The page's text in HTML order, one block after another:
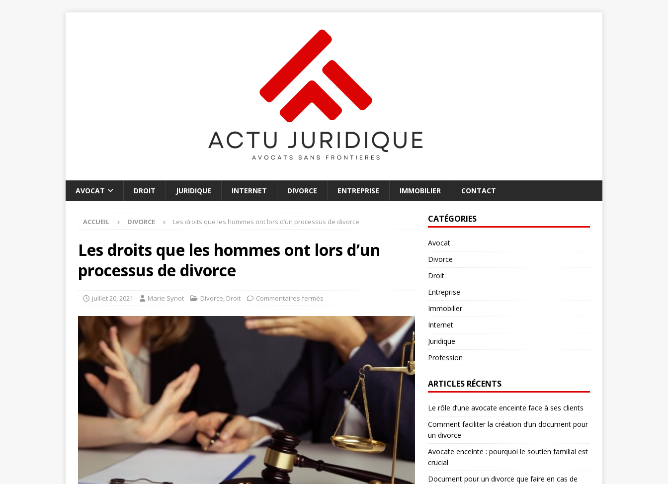
AVOCAT DROIT JURIDIQUE INTERNET DIVORCE ENTREPRISE IMMOBILIER CONTACT
ACCUEIL DIVORCE Les droits que les hommes ont lors d’un processus de divorce
Les droits que les hommes ont lors d’un
processus de divorce
juillet 20, 2021 Marie Synot Divorce, Droit Commentaires fermés
CATÉGORIES
Avocat
Divorce
Droit
Entreprise
Immobilier
Internet
Juridique
Profession
ARTICLES RÉCENTS
Le rôle d’une avocate enceinte face à ses clients
Comment faciliter la création d’un document pour
un divorce
Avocate enceinte : pourquoi le soutien familial est
crucial
Document pour un divorce que faire en cas de